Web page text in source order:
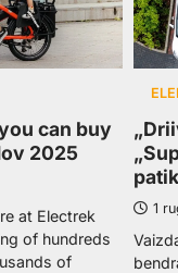
can buy
2025
at Electrek
of hundreds
of
1